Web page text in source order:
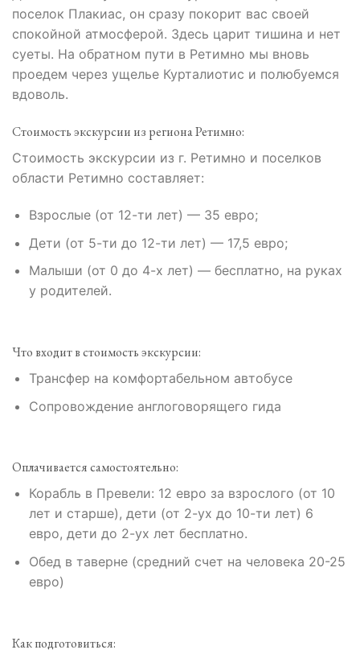
поселок Плакиас, он сразу покорит вас своей
спокойной атмосферой. Здесь царит тишина и нет
суеты. На обратном пути в Ретимно мы вновь
проедем через ущелье Курталиотис и полюбуемся
вдоволь.
Стоимость экскурсии из региона Ретимно:
Стоимость экскурсии из г. Ретимно и поселков
области Ретимно составляет:
Взрослые (от 12-ти лет) — 35 евро;
Дети (от 5-ти до 12-ти лет) — 17,5 евро;
Малыши (от 0 до 4-х лет) — бесплатно, на руках
у родителей.
Что входит в стоимость экскурсии:
Трансфер на комфортабельном автобусе
Сопровождение англоговорящего гида
Оплачивается самостоятельно:
Корабль в Превели: 12 евро за взрослого (от 10
лет и старше), дети (от 2-ух до 10-ти лет) 6
евро, дети до 2-ух лет бесплатно.
Обед в таверне (средний счет на человека 20-25
евро)
Как подготовиться: